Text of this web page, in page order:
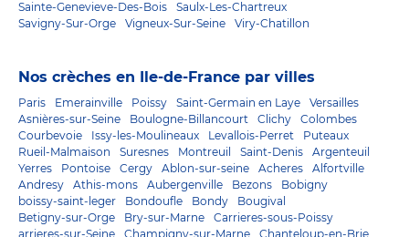
Sainte-Genevieve-Des-Bois
Saulx-Les-Chartreux
Savigny-Sur-Orge
Vigneux-Sur-Seine Viry-Chatillon
Nos crèches en Ile-de-France par villes
Paris Emerainville Poissy Saint-Germain en Laye
Versailles
Asnières-sur-Seine
Boulogne-Billancourt Clichy
Colombes
Courbevoie
Issy-les-Moulineaux Levallois-Perret
Puteaux
Rueil-Malmaison
Suresnes Montreuil Saint-Denis
Argenteuil
Yerres
Pontoise Cergy Ablon-sur-seine Acheres
Alfortville
Andresy
Athis-mons Aubergenville Bezons
Bobigny
boissy-saint-leger
Bondoufle Bondy
Bougival
Betigny-sur-Orge
Bry-sur-Marne
Carrieres-sous-Poissy
arrieres-sur-Seine
Champigny-sur-Marne
Chanteloup-en-Brie